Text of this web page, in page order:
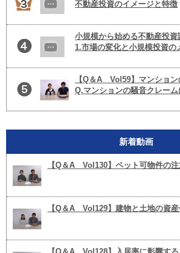
入居者が困っている内容を
をあけると
タバコの煙が入ってきて部
替えができないということで
自己所有の一軒家はあります
投資用で購入検討していて息
なのですが、
不動産投資をする場合若い
るほうがいいのでしょうか。
る場合の相違点と
メリット・デメリットを教
不動産投資のイメージと特徴
小規模から始める不動産投
1.市場の変化と小規模投資の
市場動向から区分・戸建投
トについてお話しています
におすすめです。
Q.マンションの騒音クレーム
入居者さんからの騒音に関
家賃も4万代で相場より安い
新着動画
【Q＆A Vol130】ペット可物件の注